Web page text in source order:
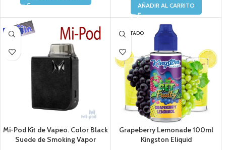
AÑADIR AL CARRITO
-16%
Mi-Pod Kit de Vapeo. Color Black
Suede de Smoking Vapor
AGOTADO
Grapeberry Lemonade 100ml
Kingston Eliquid